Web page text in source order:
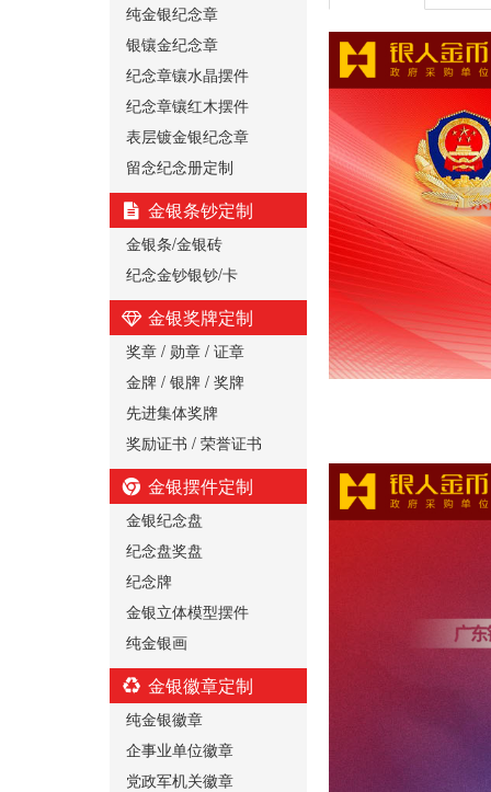
纯金银纪念章
银镶金纪念章
纪念章镶水晶摆件
纪念章镶红木摆件
表层镀金银纪念章
留念纪念册定制
金银条钞定制
金银条/金银砖
纪念金钞银钞/卡
金银奖牌定制
奖章 / 勋章 / 证章
金牌 / 银牌 / 奖牌
先进集体奖牌
奖励证书 / 荣誉证书
金银摆件定制
金银纪念盘
纪念盘奖盘
纪念牌
金银立体模型摆件
纯金银画
金银徽章定制
纯金银徽章
企事业单位徽章
党政军机关徽章